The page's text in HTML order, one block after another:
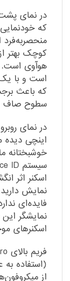
که
کوچک بهتر
هوآوی است.
است و با
که باعث
سطوح صاف
اینچی
اسکنر اثر
نمایش
فایده‌ای
نمایشگر
اسکنرهای
(استفاده به
از